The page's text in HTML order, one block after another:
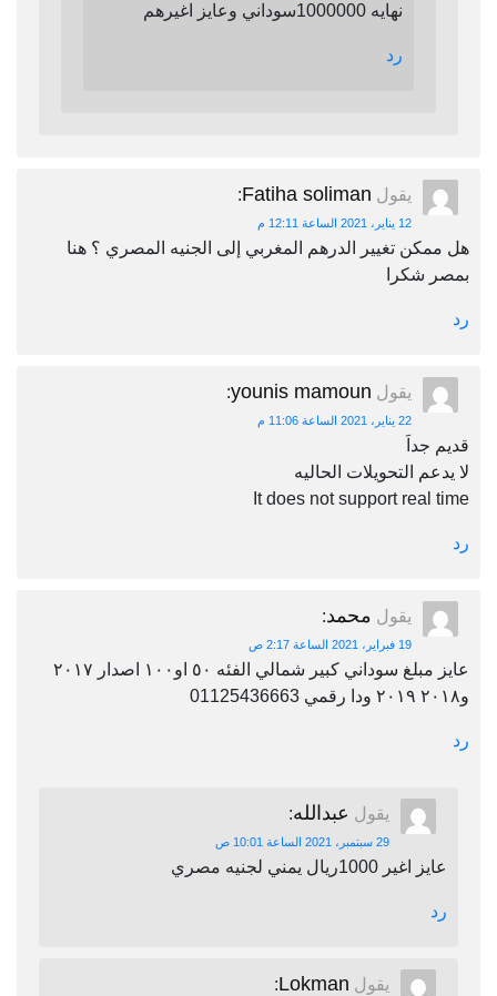
نهايه 1000000سوداني وعايز اغيرهم
رد
يقول Fatiha soliman
:
12 يناير، 2021 الساعة 12:11 م
هل ممكن تغيير الدرهم المغربي إلى الجنيه المصري ؟ هنا
بمصر شكرا
رد
يقول younis mamoun
:
22 يناير، 2021 الساعة 11:06 م
قديم جداَ
لا يدعم التحويلات الحاليه
It does not support real time
رد
يقول محمد:
19 فبراير، 2021 الساعة 2:17 ص
عايز مبلغ سوداني كبير شمالي الفئه ٥٠ او١٠٠ اصدار ٢٠١٧
و٢٠١٨ ٢٠١٩ ودا رقمي 01125436663
رد
يقول عبدالله:
29 سبتمبر، 2021 الساعة 10:01 ص
عايز اغير 1000ريال يمني لجنيه مصري
رد
يقول Lokman
: